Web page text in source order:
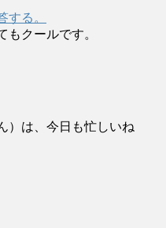
する。
もクールです。
）は、今日も忙しいね